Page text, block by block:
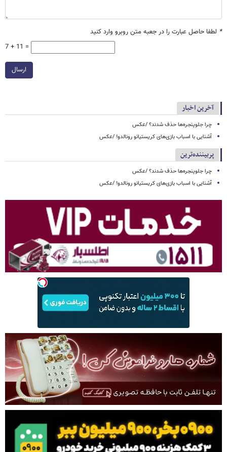
* لطفا حاصل عبارت را در جعبه متن روبرو وارد کنید
7 + 11 =
ارسال
آخرین اخبار
چرا جلوپنجره‌ها حذف شدند؟ /عکس
آشنایی با اسباب‌ بازی‌های کریستیانو رونالدو! /عکس
پربیننده‌ترین
چرا جلوپنجره‌ها حذف شدند؟ /عکس
آشنایی با اسباب‌ بازی‌های کریستیانو رونالدو! /عکس